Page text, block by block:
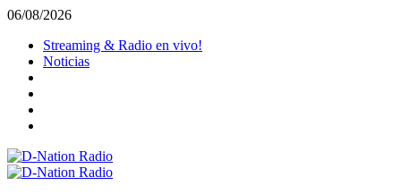
Saltar
contenido
06/08/2026
Streaming & Radio en vivo!
Noticias
Menú